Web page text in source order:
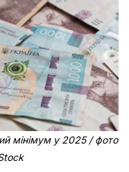
мінімум у 2025 / фото